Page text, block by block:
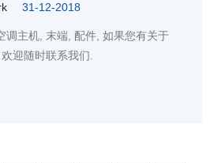
31-12-2018
调主机, 末端, 配件, 如果您有关于
迎随时联系我们.